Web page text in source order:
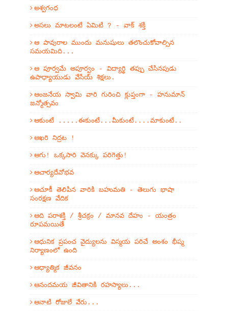
అశ్వగంధ
అసలు మాటలంటే ఏమిటి ? - వాక్ శక్తి
ఆ పావురాల ముందు మనుషులు తలొంచుకోవాల్సిన
సమయమిది...
ఆ పూర్వమే అపూర్వం - విద్యార్థి తప్పు చేసినపుడు
ఉపాధ్యాయుడు వేసేయ్ శిక్షలు.
ఆంజనేయ స్వామి వారి గురించి క్లుప్తంగా - హనుమాన్
జన్మోత్సవం
ఆకుంటే .....ఈకుంటే...మీకుంటే....మాకుంటే..
ఆఖరి నిద్రట !
ఆగు! ఒక్కసారి వెనక్కు పరిగెత్తు!
ఆచార్యదేవోభవ
ఆచూకీ తెలిపిన వారికి బహుమతి - తెలుగు భాషా
సంరక్షణ వేదిక
ఆది పరాశక్తి / శ్రీచక్రం / మానవ దేహం - యంత్రం
రూపమయితే
ఆధునిక ప్రపంచ వైద్యులను విస్మయ పరిచే అంశం భీష్మ
నిర్యాణంలో ఉంది
ఆధ్యాత్మిక జీవనం
ఆనందమయ జీవితానికి రహస్యాలు...
ఆనాటి రోజులే వేరు...